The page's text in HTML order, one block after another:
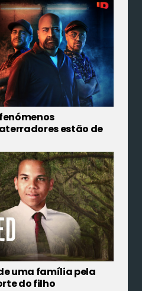
estão de
uma família pela
do filho